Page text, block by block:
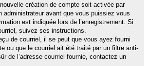
création de compte soit activée par
administrateur avant que vous puissiez vous
est indiquée lors de l’enregistrement. Si
suivez ses instructions.
de courriel, il se peut que vous ayez fourni
ou que le courriel ait été traité par un filtre anti-
de l’adresse courriel fournie, contactez un